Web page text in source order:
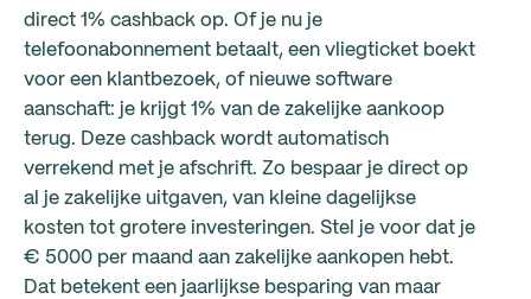
direct 1% cashback op. Of je nu je
telefoonabonnement betaalt, een vliegticket boekt
voor een klantbezoek, of nieuwe software
aanschaft: je krijgt 1% van de zakelijke aankoop
terug. Deze cashback wordt automatisch
verrekend met je afschrift. Zo bespaar je direct op
al je zakelijke uitgaven, van kleine dagelijkse
kosten tot grotere investeringen. Stel je voor dat je
€ 5000 per maand aan zakelijke aankopen hebt.
Dat betekent een jaarlijkse besparing van maar